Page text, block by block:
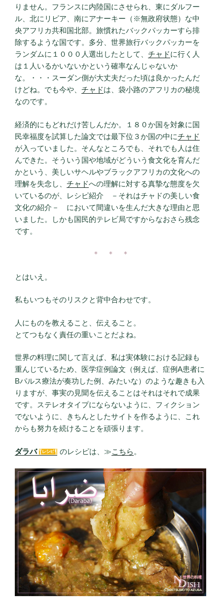
りません。フランスに内陸国にさせられ、東にダルフー
ル、北にリビア、南にアナーキー（※無政府状態）な中
央アフリカ共和国北部。旅慣れたバックパッカーすら排
除するような国です。多分、世界旅行バックパッカーを
ランダムに１０００人選出したとして、 チャドに行く人
は１人いるかいないかという確率なんじゃないか
な。・・・スーダン側が大丈夫だった頃は良かったんだ
けどね。でも今や、 チャドは、袋小路のアフリカの秘境
なのです。
経済的にもどれだけ苦しんだか。１８０か国を対象に国
民幸福度を試算した論文では最下位３か国の中にチャド
が入っていました。そんなところでも、それでも人は住
んできた。そういう国や地域がどういう食文化を育んだ
かという、美しいサヘルやブラックアフリカの文化への
理解を失念し、 チャドへの理解に対する真摯な態度を欠
いているのが、レシピ紹介 －それはチャドの美しい食
文化の紹介－ において間違いを生んだ大きな理由と思
いました。しかも国民的テレビ局ですからなおさら残念
です。
＊ ＊ ＊
とはいえ。
私もいつもそのリスクと背中合わせです。
人にものを教えること、伝えること。
とてつもなく責任の重いことだよね。
世界の料理に関して言えば、私は実体験における記録も
重んじているため、医学症例論文（例えば、症例A患者に
Bパルス療法が奏功した例、みたいな）のような趣きも入
りますが、事実の見聞を伝えることはそれはそれで成果
です。ステレオタイプにならないように、フィクション
でないように、きちんとしたサイトを作るように、これ
からも努力を続けることを頑張ります。
ダラバ のレシピは、≫こちら 。